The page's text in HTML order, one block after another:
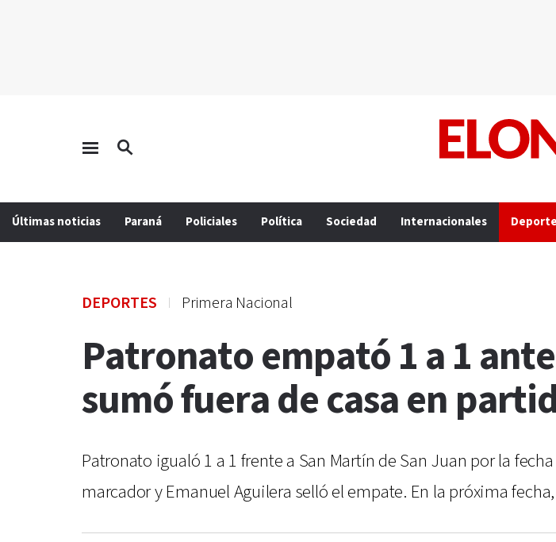
Últimas noticias Paraná Policiales Política Sociedad Internacionales
DEPORTES Primera Nacional
Patronato empató 1 a 1
sumó fuera de casa en
Patronato igualó 1 a 1 frente a San Martín de San Juan por la
marcador y Emanuel Aguilera selló el empate. En la próxima